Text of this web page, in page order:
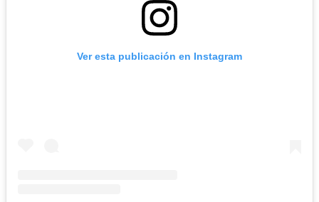
Ver esta publicación en Instagram